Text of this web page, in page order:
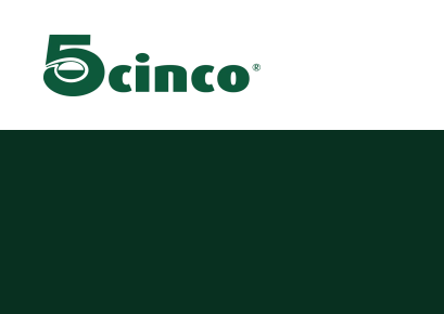
Skip to main content